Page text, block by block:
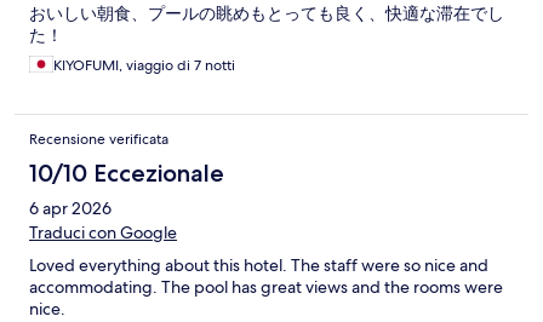
おいしい朝食、プールの眺めもとっても良く、快適な滞在でし
た！
KIYOFUMI, viaggio di 7 notti
Recensione verificata
10/10 Eccezionale
6 apr 2026
Traduci con Google
Loved everything about this hotel. The staff were so nice and
accommodating. The pool has great views and the rooms were
nice.